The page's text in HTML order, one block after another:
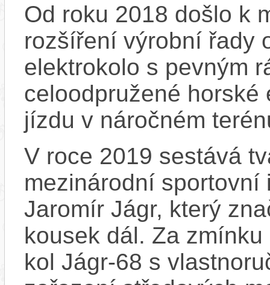
Od roku 2018 došlo k
rozšíření výrobní řady
elektrokolo s pevným
celoodpružené
jízdu v náročném
V roce 2019 sestává
mezinárodní sportovní
Jaromír Jágr, který
kousek dál. Za
kol Jágr-68 s